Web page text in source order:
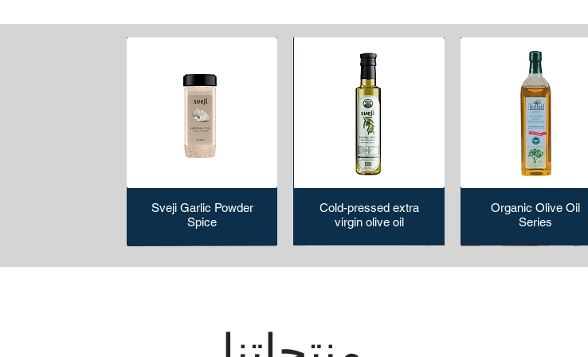
Organic Olive Oil
Series
Cold-pressed extra
virgin olive oil
Sveji Garlic Powder
Spice